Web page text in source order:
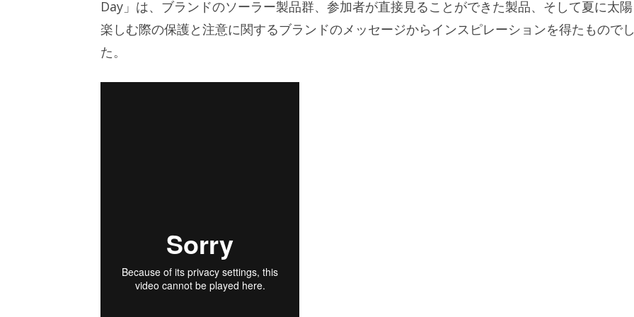
Day」は、ブランドのソーラー製品群、参加者が直接見ることができた製品、そして夏に太
楽しむ際の保護と注意に関するブランドのメッセージからインスピレーションを得たもので
た。